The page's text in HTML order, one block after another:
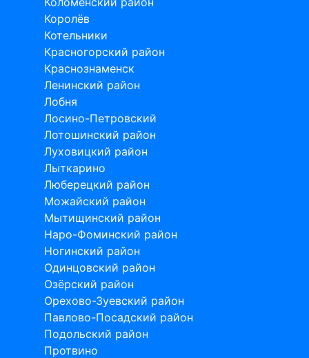
Королёв
Котельники
Красногорский район
Краснознаменск
Ленинский район
Лобня
Лосино-Петровский
Лотошинский район
Луховицкий район
Лыткарино
Люберецкий район
Можайский район
Мытищинский район
Наро-Фоминский район
Ногинский район
Одинцовский район
Озёрский район
Орехово-Зуевский район
Павлово-Посадский район
Подольский район
Протвино